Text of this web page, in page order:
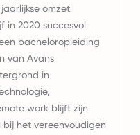
omzet
in 2020 succesvol
bacheloropleiding
van Avans
in
work blijft zijn
het vereenvoudigen